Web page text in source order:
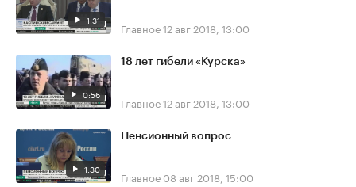
1:31 Главное12 авг 2018, 13:00
0:56
18 лет гибели «Курска»
Главное12 авг 2018, 13:00
1:30
Пенсионный вопрос
Главное 08 авг 2018, 15:00